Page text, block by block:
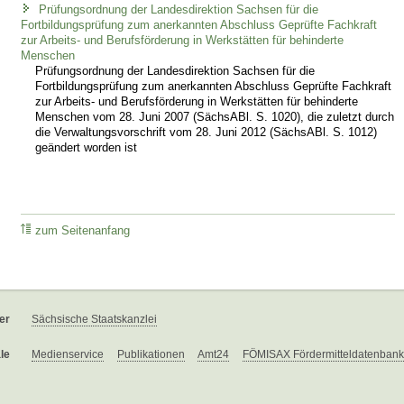
Prüfungsordnung der Landesdirektion Sachsen für die
Fortbildungsprüfung zum anerkannten Abschluss Geprüfte Fachkraft
zur Arbeits- und Berufsförderung in Werkstätten für behinderte
Menschen
Prüfungsordnung der Landesdirektion Sachsen für die
Fortbildungsprüfung zum anerkannten Abschluss Geprüfte Fachkraft
zur Arbeits- und Berufsförderung in Werkstätten für behinderte
Menschen vom 28. Juni 2007 (SächsABl. S. 1020), die zuletzt durch
die Verwaltungsvorschrift vom 28. Juni 2012 (SächsABl. S. 1012)
geändert worden ist
zum Seitenanfang
Sächsische Staatskanzlei
Medienservice Publikationen Amt24 FÖMISAX Fördermitteldatenbank